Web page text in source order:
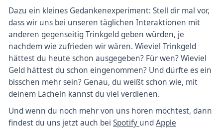
Dazu ein kleines Gedankenexperiment: Stell dir mal vor,
dass wir uns bei unseren täglichen Interaktionen mit
anderen gegenseitig Trinkgeld geben würden, je
nachdem wie zufrieden wir wären. Wieviel Trinkgeld
hättest du heute schon ausgegeben? Für wen? Wieviel
Geld hättest du schon eingenommen? Und dürfte es ein
bisschen mehr sein? Genau, du weißt schon wie, mit
deinem Lächeln kannst du viel verdienen.
Und wenn du noch mehr von uns hören möchtest, dann
findest du uns jetzt auch beiSpotify undApple